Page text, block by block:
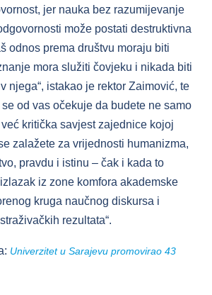
jer nauka bez razumijevanje
može postati destruktivna
odnos prema društvu moraju biti
mora služiti čovjeku i nikada biti
njega“, istakao je rektor Zaimović, te
se od vas očekuje da budete ne samo
kritička savjest zajednice kojoj
zalažete za vrijednosti humanizma,
pravdu i istinu – čak i kada to
iz zone komfora akademske
kruga naučnog diskursa i
rezultata“.
Univerzitet u Sarajevu promovirao 43